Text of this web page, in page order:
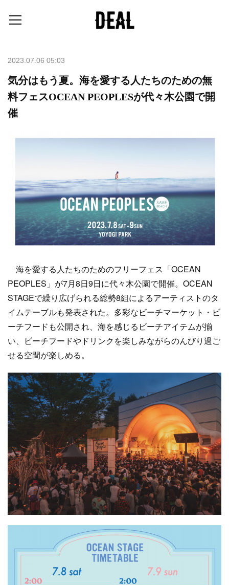
2023.07.06 05:03
気分はもう夏。海を愛する人たちのための無
料フェスOCEAN PEOPLESが代々木公園で開
催
海を愛する⼈たちのためのフリーフェス「OCEAN
PEOPLES」が7月8日9日に代々木公園で開催。OCEAN
STAGEで繰り広げられる総勢8組によるアーティストのタ
イムテーブルも発表された。多彩なビーチマーケット・ビ
ーチフードも公開され、海を感じるビーチアイテムが揃
い、ビーチフードやドリンクを楽しみながらのんびり過ご
せる空間が楽しめる。